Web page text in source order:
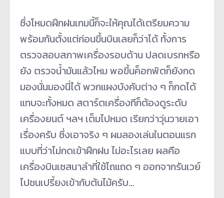
ซึ่งโหมดฝึกฝนเกมนี้ก็จะให้คุณได้เตรียมความ
พร้อมกันตั้งแต่ก่อนขึ้นบินเลยก็ว่าได้ ทั้งการ
ตรวจสอบสภาพเครื่องรอบด้าน ปลดเบรกหรือ
ยัง ตรวจน้ำมันแล้วไหม พอขึ้นค็อกพิตก็ยังกด
มองนั่นมองนี่ได้ พวกแผงบังคับต่าง ๆ ก็กดได้
แทบจะทั้งหมด สตาร์ตเครื่องทีก็ต้องดูระดับ
เครื่องยนต์ ฯลฯ เต็มไปหมด เรียกว่าวุ่นวายเอา
เรื่องครับ ซึ่งเอาจริง ๆ ผมลองเล่นในตอนแรก
แบบที่ว่าไม่กดเข้าฝึกฝน ไม่อะไรเลย ผลคือ
เครื่องบินเซสนาลำที่ใช้ไถแถด ๆ ออกจากรันเวย์
ไปชนเปรี้ยงเข้ากับต้นไม้ครับ…